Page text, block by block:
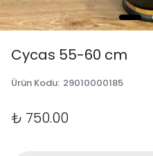
Cycas 55-60 cm
Ürün Kodu: 29010000185
₺ 750.00